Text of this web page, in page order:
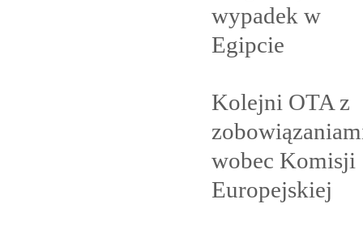
wypadek w
Egipcie
Kolejni OTA z
wobec Komisji
Europejskiej